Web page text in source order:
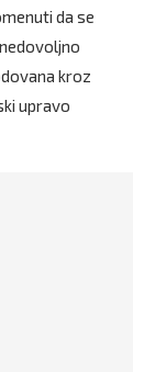
da se
kroz
upravo